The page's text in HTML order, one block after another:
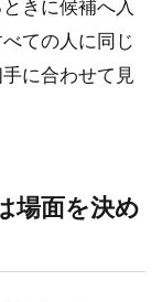
きに候補へ入
ての人に同じ
に合わせて見
場面を決め